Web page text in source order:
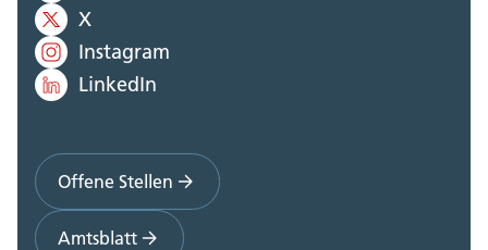
X
Instagram
LinkedIn
Offene Stellen
Amtsblatt